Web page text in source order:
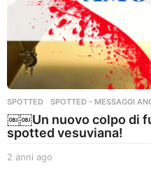
SPOTTED ,SPOTTED - MESSAGGI
￼￼Un nuovo colpo di
spotted vesuviana!
2 anni ago